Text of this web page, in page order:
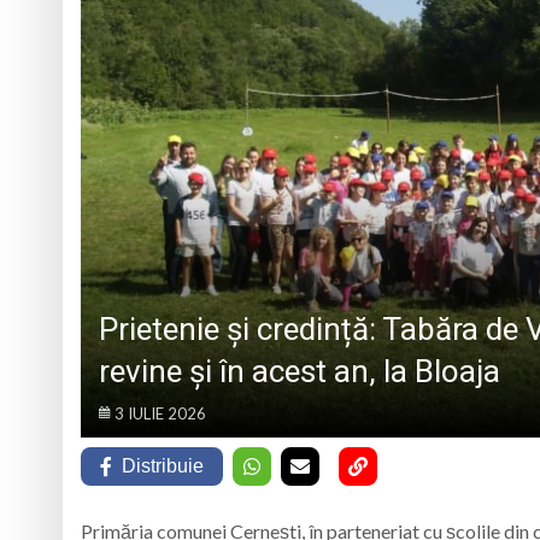
„Iancu de
Muzeul Județean
Psiholog
iar cealaltă merge
Andreea-Mihaela
Atelier de lucru
TRĂITĂ PRIN CÂNTEC
Prietenie și credință: Tabăra de
revine și în acest an, la Bloaja
3 IULIE 2026
Distribuie
Primăria comunei Cernești, în parteneriat cu școlile